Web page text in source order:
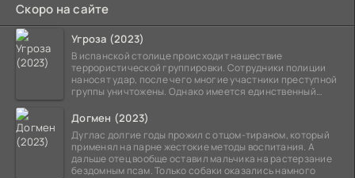
Скоро на сайте
Угроза (2023)
В испанской столице происходит нашествие
террористической группировки. Сотрудники полиции
наносят удар, после чего многие участники преступной
группы уничтожены. Однако имеется единственный
Догмен (2023)
Дуглас долгие годы прожил с отцом-тираном, который
применял на парне жестокие методы воспитания. А
дальше отец вообще оставил мальчика на растерзание
бездомным псам. Только собаки оказались намного